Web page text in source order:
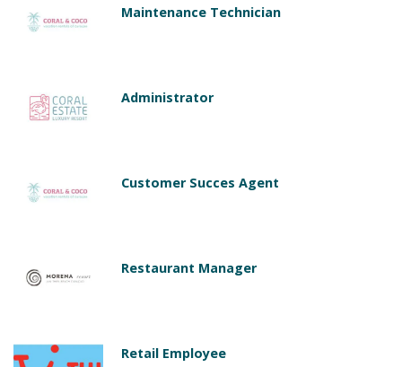
Maintenance Technician
Administrator
Customer Succes Agent
Restaurant Manager
Retail Employee